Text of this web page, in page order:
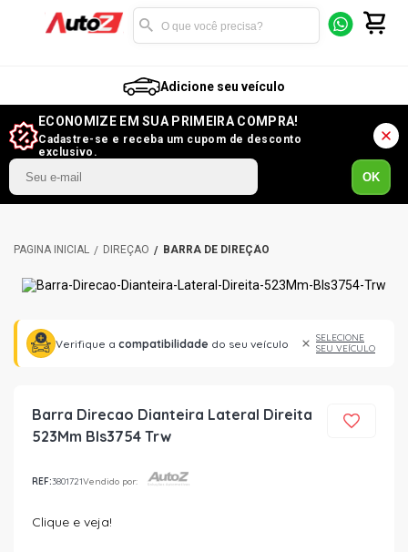
Adicione seu veículo
ECONOMIZE EM SUA PRIMEIRA COMPRA!
Cadastre-se e receba um cupom de desconto
exclusivo.
OK
DIREÇÃO BARRA DE DIREÇÃO
Verifique a compatibilidade do seu veículo
SELECIONE
SEU VEÍCULO
Barra Direcao Dianteira Lateral Direita
523Mm Bls3754 Trw
REF:3801721Vendido por:
Clique e veja!